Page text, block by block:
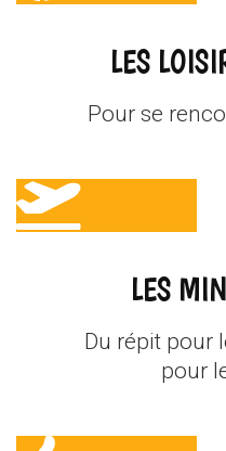
LES
Pour se
LES
Du répit pour
pour